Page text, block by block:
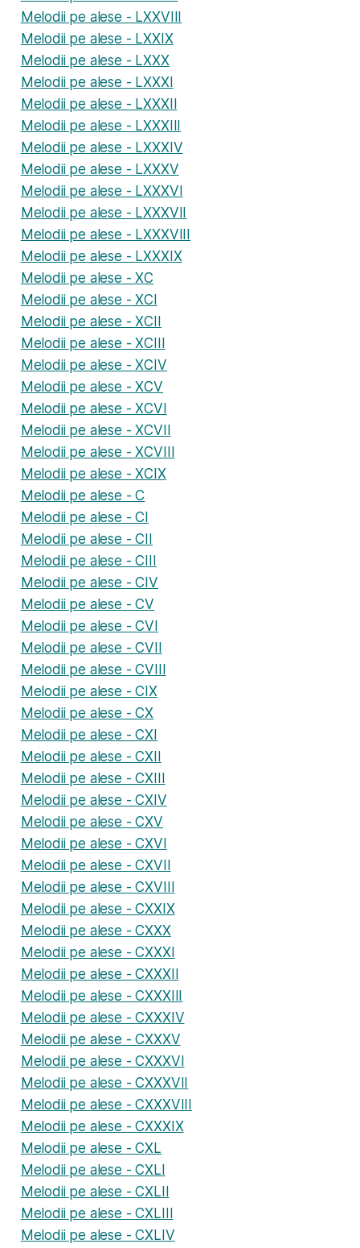
Melodii pe alese - LXXVIII
Melodii pe alese - LXXIX
Melodii pe alese - LXXX
Melodii pe alese - LXXXI
Melodii pe alese - LXXXII
Melodii pe alese - LXXXIII
Melodii pe alese - LXXXIV
Melodii pe alese - LXXXV
Melodii pe alese - LXXXVI
Melodii pe alese - LXXXVII
Melodii pe alese - LXXXVIII
Melodii pe alese - LXXXIX
Melodii pe alese - XC
Melodii pe alese - XCI
Melodii pe alese - XCII
Melodii pe alese - XCIII
Melodii pe alese - XCIV
Melodii pe alese - XCV
Melodii pe alese - XCVI
Melodii pe alese - XCVII
Melodii pe alese - XCVIII
Melodii pe alese - XCIX
Melodii pe alese - C
Melodii pe alese - CI
Melodii pe alese - CII
Melodii pe alese - CIII
Melodii pe alese - CIV
Melodii pe alese - CV
Melodii pe alese - CVI
Melodii pe alese - CVII
Melodii pe alese - CVIII
Melodii pe alese - CIX
Melodii pe alese - CX
Melodii pe alese - CXI
Melodii pe alese - CXII
Melodii pe alese - CXIII
Melodii pe alese - CXIV
Melodii pe alese - CXV
Melodii pe alese - CXVI
Melodii pe alese - CXVII
Melodii pe alese - CXVIII
Melodii pe alese - CXXIX
Melodii pe alese - CXXX
Melodii pe alese - CXXXI
Melodii pe alese - CXXXII
Melodii pe alese - CXXXIII
Melodii pe alese - CXXXIV
Melodii pe alese - CXXXV
Melodii pe alese - CXXXVI
Melodii pe alese - CXXXVII
Melodii pe alese - CXXXVIII
Melodii pe alese - CXXXIX
Melodii pe alese - CXL
Melodii pe alese - CXLI
Melodii pe alese - CXLII
Melodii pe alese - CXLIII
Melodii pe alese - CXLIV